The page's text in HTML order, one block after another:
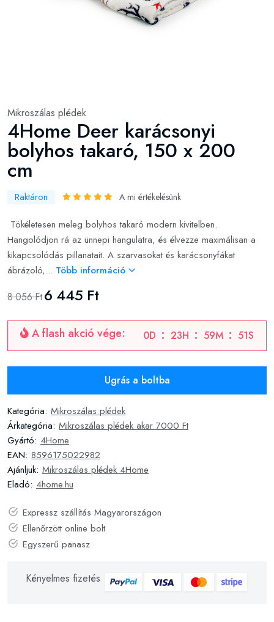
Mikroszálas plédek
4Home Deer karácsonyi
bolyhos takaró, 150 x 200
cm
Raktáron A mi értékelésünk
Tökéletesen meleg bolyhos takaró modern kivitelben.
Hangolódjon rá az ünnepi hangulatra, és élvezze maximálisan a
kikapcsolódás pillanatait. A szarvasokat és karácsonyfákat
ábrázoló,... Több információ
8 056 Ft6 445 Ft
A flash akció vége: 0D 23H 59M 51S
Ugrás a boltba
Kategória: Mikroszálas plédek
Árkategória: Mikroszálas plédek akar 7000 Ft
Gyártó: 4Home
EAN: 8596175022982
Ajánljuk: Mikroszálas plédek 4Home
Eladó: 4home.hu
Expressz szállítás Magyarországon
Ellenőrzött online bolt
Egyszerű panasz
Kényelmes fizetés